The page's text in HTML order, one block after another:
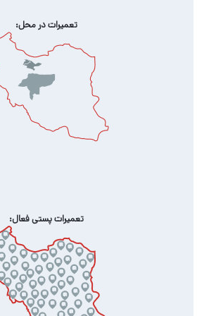
تعمیرات در محل:
تعمیرات پستی فعال: